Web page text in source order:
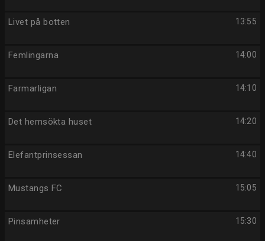
13:55
Livet på botten
14:00
Femlingarna
14:10
Farmarligan
14:20
Det hemsökta huset
14:40
Elefantprinsessan
15:05
Mustangs FC
15:30
Pinsamheter